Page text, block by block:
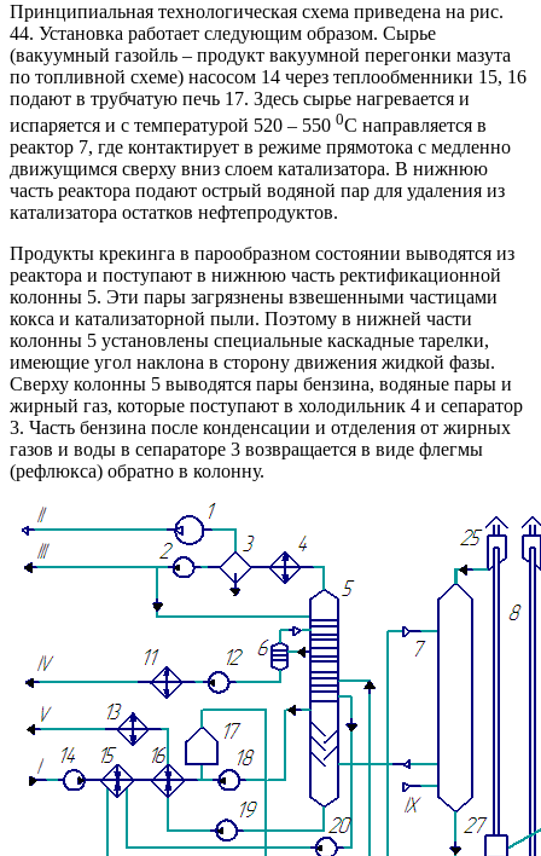
Принципиальная технологическая схема приведена на рис.
44. Установка работает следующим образом. Сырье
(вакуумный газойль – продукт вакуумной перегонки мазута
по топливной схеме) насосом 14 через теплообменники 15, 16
подают в трубчатую печь 17. Здесь сырье нагревается и
испаряется и с температурой 520 – 550 0С направляется в
реактор 7, где контактирует в режиме прямотока с медленно
движущимся сверху вниз слоем катализатора. В нижнюю
часть реактора подают острый водяной пар для удаления из
катализатора остатков нефтепродуктов.
Продукты крекинга в парообразном состоянии выводятся из
реактора и поступают в нижнюю часть ректификационной
колонны 5. Эти пары загрязнены взвешенными частицами
кокса и катализаторной пыли. Поэтому в нижней части
колонны 5 установлены специальные каскадные тарелки,
имеющие угол наклона в сторону движения жидкой фазы.
Сверху колонны 5 выводятся пары бензина, водяные пары и
жирный газ, которые поступают в холодильник 4 и сепаратор
3. Часть бензина после конденсации и отделения от жирных
газов и воды в сепараторе 3 возвращается в виде флегмы
(рефлюкса) обратно в колонну.